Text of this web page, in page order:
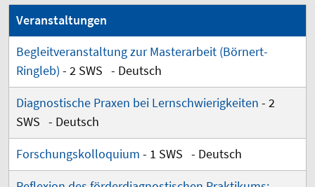
Veranstaltungen
Begleitveranstaltung zur Masterarbeit (Börnert-
Ringleb) - 2 SWS - Deutsch
Diagnostische Praxen bei Lernschwierigkeiten - 2
SWS - Deutsch
Forschungskolloquium - 1 SWS - Deutsch